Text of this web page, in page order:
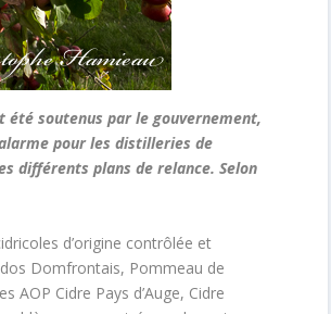
soutenus par le gouvernement,
pour les distilleries de
différents plans de relance. Selon
d’origine contrôlée et
Domfrontais, Pommeau de
Cidre Pays d’Auge, Cidre